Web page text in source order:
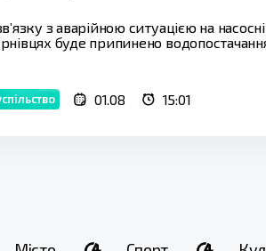
з аварійною ситуацією на
буде припинено
01.08 15:01